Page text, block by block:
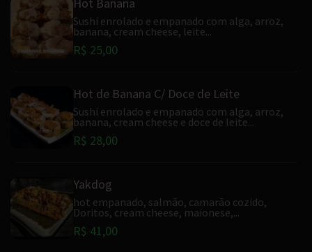
Sushi enrolado e empanado com alga, arroz,
banana, cream cheese, leite...
R$ 25,00
Hot de Banana C/ Doce de Leite
Sushi enrolado e empanado com alga, arroz,
banana, cream cheese e doce de leite...
R$ 28,00
Yakdog
hot empanado, salmão, camarão cozido,
Doritos, cream cheese, maionese,...
R$ 41,00